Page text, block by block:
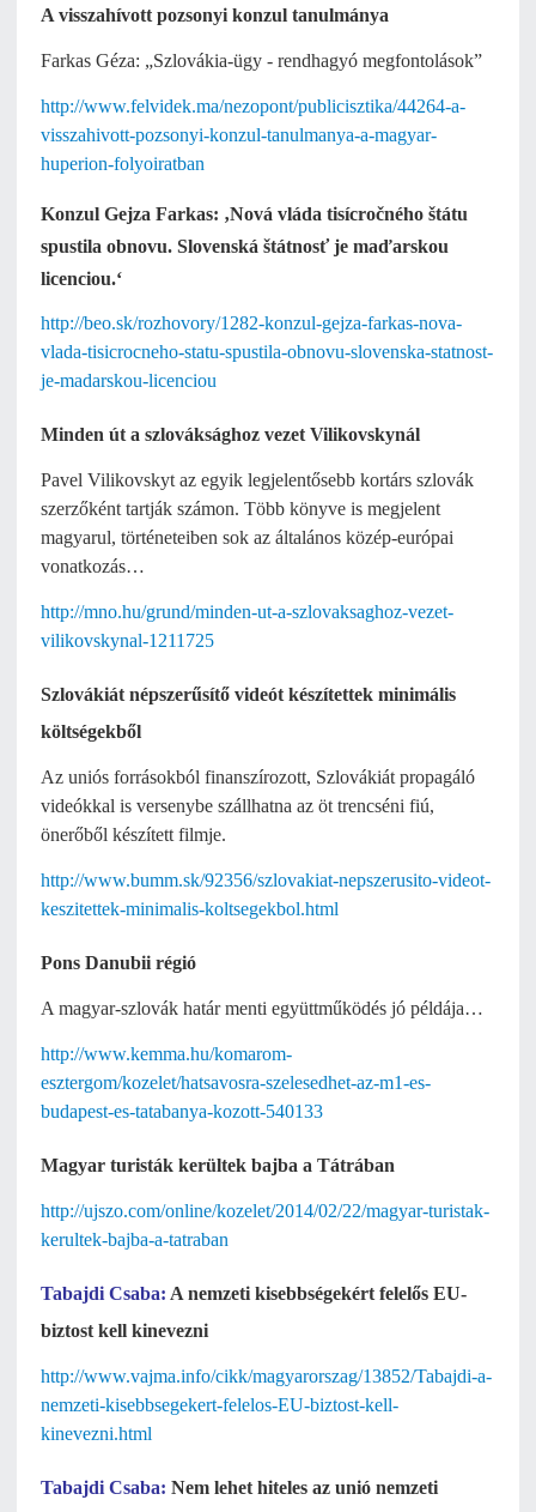
A visszahívott pozsonyi konzul tanulmánya
Farkas Géza: „Szlovákia-ügy - rendhagyó megfontolások”
http://www.felvidek.ma/nezopont/publicisztika/44264-a-
visszahivott-pozsonyi-konzul-tanulmanya-a-magyar-
huperion-folyoiratban
Konzul Gejza Farkas: ‚Nová vláda tisícročného štátu
spustila obnovu. Slovenská štátnosť je maďarskou
licenciou.‘
http://beo.sk/rozhovory/1282-konzul-gejza-farkas-nova-
vlada-tisicrocneho-statu-spustila-obnovu-slovenska-statnost-
je-madarskou-licenciou
Minden út a szlováksághoz vezet Vilikovskynál
Pavel Vilikovskyt az egyik legjelentősebb kortárs szlovák
szerzőként tartják számon. Több könyve is megjelent
magyarul, történeteiben sok az általános közép-európai
vonatkozás…
http://mno.hu/grund/minden-ut-a-szlovaksaghoz-vezet-
vilikovskynal-1211725
Szlovákiát népszerűsítő videót készítettek minimális
költségekből
Az uniós forrásokból finanszírozott, Szlovákiát propagáló
videókkal is versenybe szállhatna az öt trencséni fiú,
önerőből készített filmje.
http://www.bumm.sk/92356/szlovakiat-nepszerusito-videot-
keszitettek-minimalis-koltsegekbol.html
Pons Danubii régió
A magyar-szlovák határ menti együttműködés jó példája…
http://www.kemma.hu/komarom-
esztergom/kozelet/hatsavosra-szelesedhet-az-m1-es-
budapest-es-tatabanya-kozott-540133
Magyar turisták kerültek bajba a Tátrában
http://ujszo.com/online/kozelet/2014/02/22/magyar-turistak-
kerultek-bajba-a-tatraban
Tabajdi Csaba: A nemzeti kisebbségekért felelős EU-
biztost kell kinevezni
http://www.vajma.info/cikk/magyarorszag/13852/Tabajdi-a-
nemzeti-kisebbsegekert-felelos-EU-biztost-kell-
kinevezni.html
Tabajdi Csaba: Nem lehet hiteles az unió nemzeti